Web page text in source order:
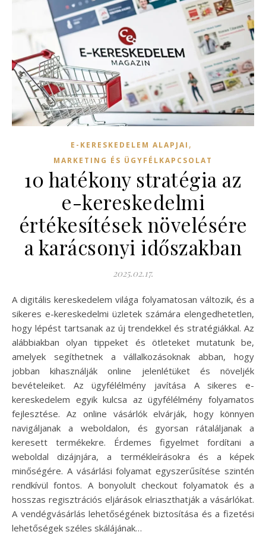
E-KERESKEDELEM ALAPJAI ,
MARKETING ÉS ÜGYFÉLKAPCSOLAT
10 hatékony stratégia az
e-kereskedelmi
értékesítések növelésére
a karácsonyi időszakban
2025.02.17.
A digitális kereskedelem világa folyamatosan változik, és a
sikeres e-kereskedelmi üzletek számára elengedhetetlen,
hogy lépést tartsanak az új trendekkel és stratégiákkal. Az
alábbiakban olyan tippeket és ötleteket mutatunk be,
amelyek segíthetnek a vállalkozásoknak abban, hogy
jobban kihasználják online jelenlétüket és növeljék
bevételeiket. Az ügyfélélmény javítása A sikeres e-
kereskedelem egyik kulcsa az ügyfélélmény folyamatos
fejlesztése. Az online vásárlók elvárják, hogy könnyen
navigáljanak a weboldalon, és gyorsan rátaláljanak a
keresett termékekre. Érdemes figyelmet fordítani a
weboldal dizájnjára, a termékleírásokra és a képek
minőségére. A vásárlási folyamat egyszerűsítése szintén
rendkívül fontos. A bonyolult checkout folyamatok és a
hosszas regisztrációs eljárások elriaszthatják a vásárlókat.
A vendégvásárlás lehetőségének biztosítása és a fizetési
lehetőségek széles skálájának…